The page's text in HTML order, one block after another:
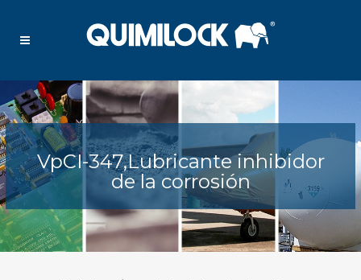
VpCI-347,Lubricante inhibidor
de la corrosión